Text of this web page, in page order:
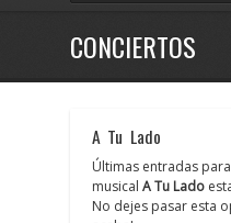
CONCIERTOS
A Tu Lado
Últimas entradas
musical A Tu Lado
No dejes pasar esta